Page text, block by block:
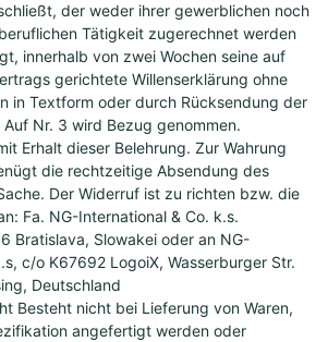
der weder ihrer gewerblichen noch
Tätigkeit zugerechnet werden
innerhalb von zwei Wochen seine auf
gerichtete Willenserklärung ohne
in Textform oder durch Rücksendung der
Nr. 3 wird Bezug genommen.
Erhalt dieser Belehrung. Zur Wahrung
die rechtzeitige Absendung des
Der Widerruf ist zu richten bzw. die
Fa. NG-International & Co. k.s.
Bratislava, Slowakei oder an NG-
c/o K67692 LogoiX, Wasserburger Str.
Deutschland
Besteht nicht bei Lieferung von Waren,
angefertigt werden oder